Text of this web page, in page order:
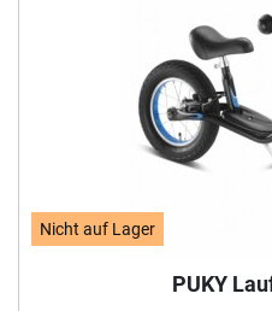
Nicht auf Lager
PUKY